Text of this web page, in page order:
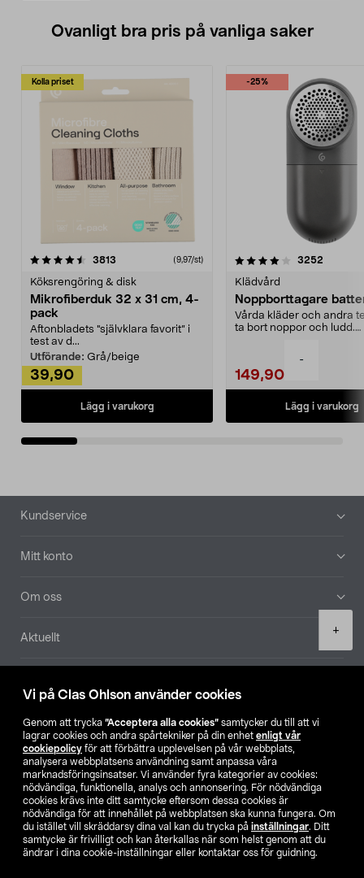
Vi på Clas Ohlson använder cookies
Genom att trycka ”Acceptera alla cookies” samtycker du till att vi
lagrar cookies och andra spårtekniker på din enhet enligt vår
cookiepolicy för att förbättra upplevelsen på vår webbplats,
analysera webbplatsens användning samt anpassa våra
marknadsföringsinsatser. Vi använder fyra kategorier av cookies:
nödvändiga, funktionella, analys och annonsering. För nödvändiga
cookies krävs inte ditt samtycke eftersom dessa cookies är
nödvändiga för att innehållet på webbplatsen ska kunna fungera. Om
du istället vill skräddarsy dina val kan du trycka på inställningar. Ditt
samtycke är frivilligt och kan återkallas när som helst genom att du
ändrar i dina cookie-inställningar eller kontaktar oss för guidning.
-
+
Ovanligt bra pris på vanliga saker
Kolla priset
3813 (9,97/st)
Köksrengöring & disk
Mikrofiberduk 32 x 31 cm, 4-
pack
Aftonbladets "självklara favorit” i
test av d...
Utförande: Grå/beige
39,90
Lägg i varukorg
-25%
4.0av 5 stjärnor 3252
Klädvård
Noppborttagare
Vårda kläder och andra
ta bort noppor och ludd.
149,90
Lägg i varukorg
4.5av 5 stjärnor
Sidfot
Kundservice
Mitt konto
Om oss
Aktuellt
Hitta butik
SE NO FI